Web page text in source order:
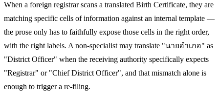
When a foreign registrar scans a translated Birth Certificate, they are
matching specific cells of information against an internal template —
the prose only has to faithfully expose those cells in the right order,
with the right labels. A non-specialist may translate "นายอำเภอ" as
"District Officer" when the receiving authority specifically expects
"Registrar" or "Chief District Officer", and that mismatch alone is
enough to trigger a re-filing.